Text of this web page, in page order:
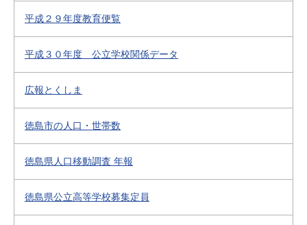
平成２９年度教育便覧
平成３０年度 公立学校関係データ
広報とくしま
徳島市の人口・世帯数
徳島県人口移動調査 年報
徳島県公立高等学校募集定員